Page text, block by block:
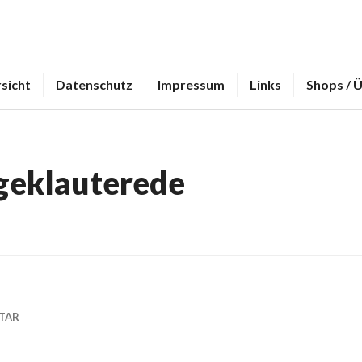
Datenschutz Impressum Links Shops /